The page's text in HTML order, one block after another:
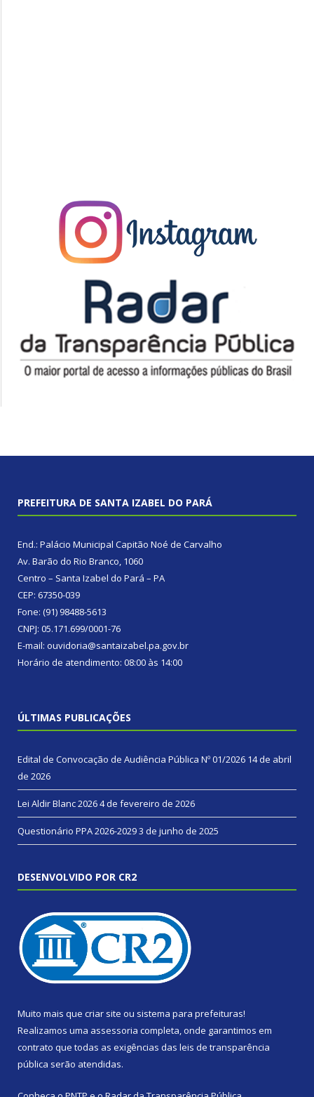
PREFEITURA DE SANTA IZABEL DO PARÁ
End.: Palácio Municipal Capitão Noé de Carvalho
Av. Barão do Rio Branco, 1060
Centro – Santa Izabel do Pará – PA
CEP: 67350-039
Fone: (91) 98488-5613
CNPJ: 05.171.699/0001-76
E-mail: ouvidoria@santaizabel.pa.gov.br
Horário de atendimento: 08:00 às 14:00
ÚLTIMAS PUBLICAÇÕES
Edital de Convocação de Audiência Pública Nº 01/2026 14 de abril
de 2026
Lei Aldir Blanc 20264 de fevereiro de 2026
Questionário PPA 2026-20293 de junho de 2025
DESENVOLVIDO POR CR2
Muito mais que criar site ou sistema para prefeituras!
Realizamos uma assessoria completa, onde garantimos em
contrato que todas as exigências das leis de transparência
pública serão atendidas.